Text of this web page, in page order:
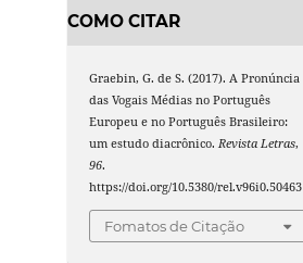
COMO CITAR
Graebin, G. de S. (2017). A Pronúncia
das Vogais Médias no Português
Europeu e no Português Brasileiro:
um estudo diacrônico.Revista Letras,
96.
https://doi.org/10.5380/rel.v96i0.50463
Fomatos de Citação